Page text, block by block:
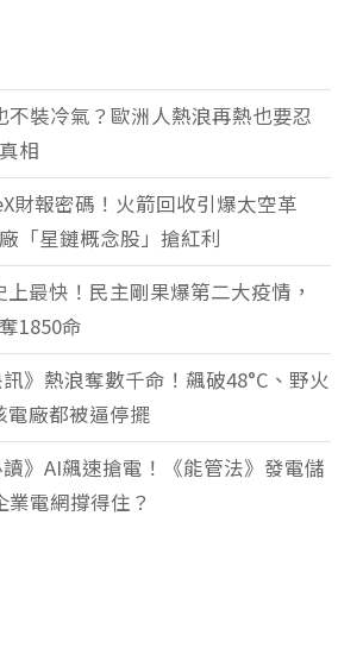
不裝冷氣？歐洲人熱浪再熱也要忍
相
財報密碼！火箭回收引爆太空革
「星鏈概念股」搶紅利
最快！民主剛果爆第二大疫情，
1850命
訊》熱浪奪數千命！飆破48°C、野火
電廠都被逼停擺
讀》AI飆速搶電！《能管法》發電儲
業電網撐得住？